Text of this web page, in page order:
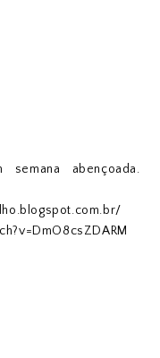
semana abençoada.